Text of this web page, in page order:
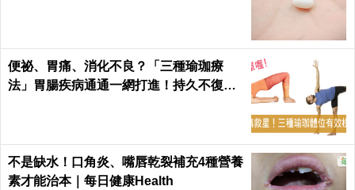
便祕、胃痛、消化不良？「三種瑜珈療
法」胃腸疾病通通一網打進！持久不復
不是缺水！口角炎、嘴唇乾裂補充4種營養
素才能治本｜每日健康Health